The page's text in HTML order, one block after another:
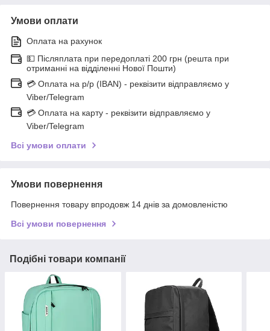
Умови оплати
Оплата на рахунок
💵 Післяплата при передоплаті 200 грн (решта при
отриманні на відділенні Нової Пошти)
💳 Оплата на р/р (IBAN) - реквізити відправляємо у
Viber/Telegram
💳 Оплата на карту - реквізити відправляємо у
Viber/Telegram
Всі умови оплати
Умови повернення
Повернення товару впродовж 14 днів за домовленістю
Всі умови повернення
Подібні товари компанії